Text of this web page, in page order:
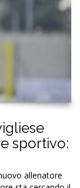
sportivo:
allenatore